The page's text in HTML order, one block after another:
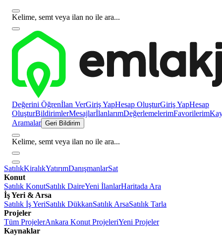
Kelime, semt veya ilan no ile ara...
Değerini Öğrenİlan VerGiriş YapHesap OluşturGiriş YapHesap
OluşturBildirimlerMesajlarİlanlarımDeğerlemelerimFavorilerim
Aramalar Geri Bildirim
Kelime, semt veya ilan no ile ara...
SatılıkKiralıkYatırımDanışmanlarSat
Konut
Satılık KonutSatılık DaireYeni İlanlarHaritada Ara
İş Yeri & Arsa
Satılık İş YeriSatılık DükkanSatılık ArsaSatılık Tarla
Projeler
Tüm ProjelerAnkara Konut ProjeleriYeni Projeler
Kaynaklar